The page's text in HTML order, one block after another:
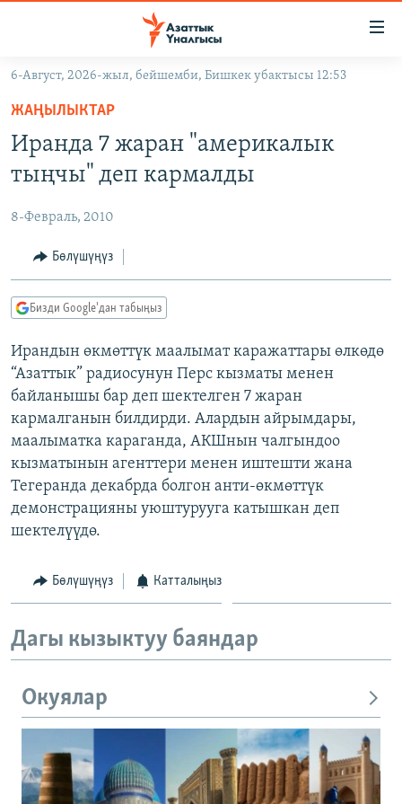
Навигацияга
өтүңүз
Издөөгө
салыңызКЫРГЫЗСТАН
ЭКОНОМИКА
МАДАНИЯТ
ДҮЙНӨ
БОРБОР АЗИЯ
АТАЙЫН ИЛИКТӨӨ
ТВ ПРОГРАММАЛАР
ЭКСПЕРТТЕР ТАЛДАЙТ
БИЗ ЖАНА ДҮЙНӨ
ДАНИСТЕ
ЭЖЕ-СИҢДИЛЕР
ЫҢГАЙСЫЗ СУРООЛОР
ӨЗГӨЧӨ ПИКИР
Русский
ОНЛАЙН ШЕРИНЕ
ЭЕ/АРнун бардык сайттары
6-Август, 2026-жыл, бейшемби, Бишкек убактысы 12:53
ЖАҢЫЛЫКТАР
Иранда 7 жаран "америкалык
тыңчы" деп кармалды
8-Февраль, 2010
Бөлүшүңүз
Бизди Google'дан табыңыз
Ирандын өкмөттүк маалымат каражаттары өлкөдө
“Азаттык” радиосунун Перс кызматы менен
байланышы бар деп шектелген 7 жаран
кармалганын билдирди. Алардын айрымдары,
маалыматка караганда, АКШнын чалгындоо
кызматынын агенттери менен иштешти жана
Тегеранда декабрда болгон анти-өкмөттүк
демонстрацияны уюштурууга катышкан деп
шектелүүдө.
Бөлүшүңүз Катталыңыз
Дагы кызыктуу баяндар
Окуялар